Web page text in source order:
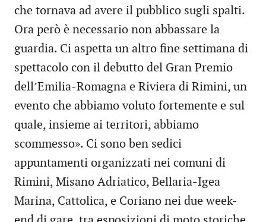
che tornava ad avere il pubblico sugli spalti.
Ora però è necessario non abbassare la
guardia. Ci aspetta un altro fine settimana di
spettacolo con il debutto del Gran Premio
dell’Emilia-Romagna e Riviera di Rimini, un
evento che abbiamo voluto fortemente e sul
quale, insieme ai territori, abbiamo
scommesso». Ci sono ben sedici
appuntamenti organizzati nei comuni di
Rimini, Misano Adriatico, Bellaria-Igea
Marina, Cattolica, e Coriano nei due week-